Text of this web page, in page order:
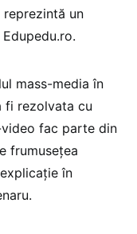
un
mass-media în
fi rezolvata cu
fac parte din
frumusețea
în